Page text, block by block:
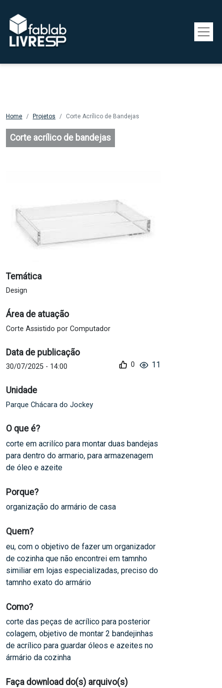
Home Projetos Corte Acrílico de Bandejas
Corte acrílico de bandejas
Temática
Design
Área de atuação
Corte Assistido por Computador
Data de publicação
30/07/2025 - 14:00
Unidade
Parque Chácara do Jockey
11
O que é?
corte em acrilíco para montar duas bandejas
para dentro do armario, para armazenagem
de óleo e azeite
Porque?
organização do armário de casa
Quem?
eu, com o objetivo de fazer um organizador
de cozinha que não encontrei em tamnho
similiar em lojas especializadas, preciso do
tamnho exato do armário
Como?
corte das peças de acrílico para posterior
colagem, objetivo de montar 2 bandejinhas
de acrílico para guardar óleos e azeites no
ármário da cozinha
Faça download do(s) arquivo(s)